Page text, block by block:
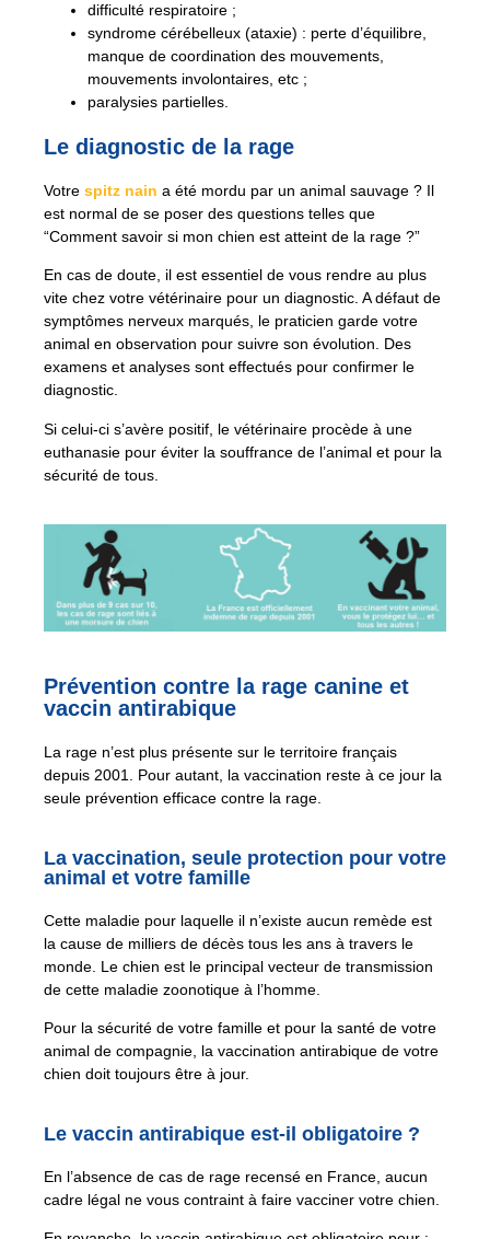
difficulté respiratoire ;
syndrome cérébelleux (ataxie) : perte d’équilibre,
manque de coordination des mouvements,
mouvements involontaires, etc ;
paralysies partielles.
Le diagnostic de la rage
Votre spitz nain a été mordu par un animal sauvage ? Il
est normal de se poser des questions telles que
“Comment savoir si mon chien est atteint de la rage ?”
En cas de doute, il est essentiel de vous rendre au plus
vite chez votre vétérinaire pour un diagnostic. A défaut de
symptômes nerveux marqués, le praticien garde votre
animal en observation pour suivre son évolution. Des
examens et analyses sont effectués pour confirmer le
diagnostic.
Si celui-ci s’avère positif, le vétérinaire procède à une
euthanasie pour éviter la souffrance de l’animal et pour la
sécurité de tous.
Prévention contre la rage canine et
vaccin antirabique
La rage n’est plus présente sur le territoire français
depuis 2001. Pour autant, la vaccination reste à ce jour la
seule prévention efficace contre la rage.
La vaccination, seule protection pour votre
animal et votre famille
Cette maladie pour laquelle il n’existe aucun remède est
la cause de milliers de décès tous les ans à travers le
monde. Le chien est le principal vecteur de transmission
de cette maladie zoonotique à l’homme.
Pour la sécurité de votre famille et pour la santé de votre
animal de compagnie, la vaccination antirabique de votre
chien doit toujours être à jour.
Le vaccin antirabique est-il obligatoire ?
En l’absence de cas de rage recensé en France, aucun
cadre légal ne vous contraint à faire vacciner votre chien.